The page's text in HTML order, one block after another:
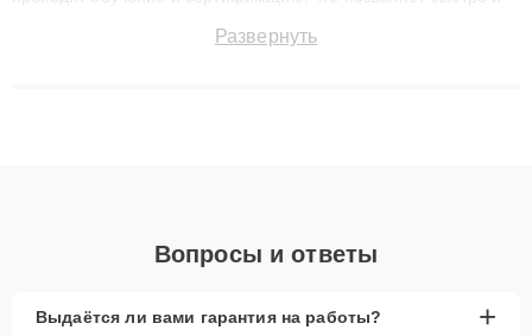
сохранением гарантии до 3 лет. Наши мастера решают
Развернуть
Вопросы и ответы
Выдаётся ли вами гарантия на работы? +